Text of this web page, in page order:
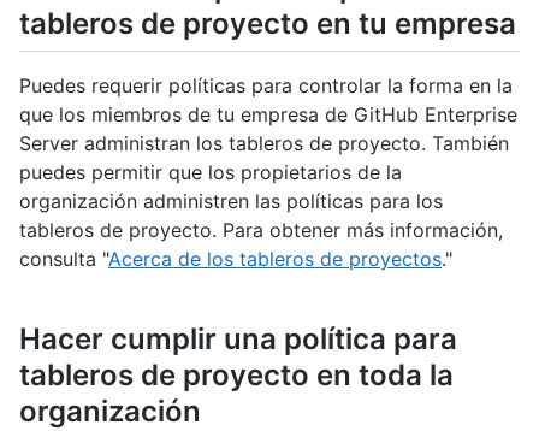
tableros de proyecto en tu empresa
Puedes requerir políticas para controlar la forma en la
que los miembros de tu empresa de GitHub Enterprise
Server administran los tableros de proyecto. También
puedes permitir que los propietarios de la
organización administren las políticas para los
tableros de proyecto. Para obtener más información,
consulta "Acerca de los tableros de proyectos."
Hacer cumplir una política para
tableros de proyecto en toda la
organización